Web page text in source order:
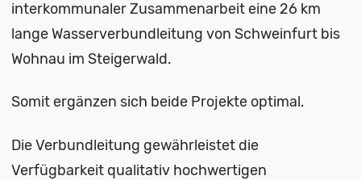
interkommunaler Zusammenarbeit eine 26 km
lange Wasserverbundleitung von Schweinfurt bis
Wohnau im Steigerwald.
Somit ergänzen sich beide Projekte optimal.
Die Verbundleitung gewährleistet die
Verfügbarkeit qualitativ hochwertigen